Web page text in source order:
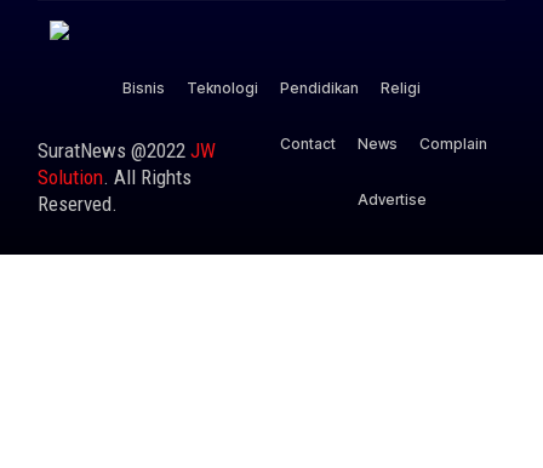
Bisnis Teknologi Pendidikan Religi
SuratNews @2022JW
Solution. All Rights
Reserved.
Contact News Complain
Advertise